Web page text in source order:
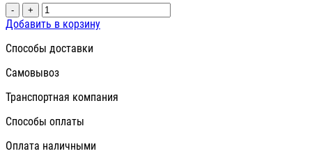
- +
Добавить в корзину
Способы доставки
Самовывоз
Транспортная компания
Способы оплаты
Оплата наличными